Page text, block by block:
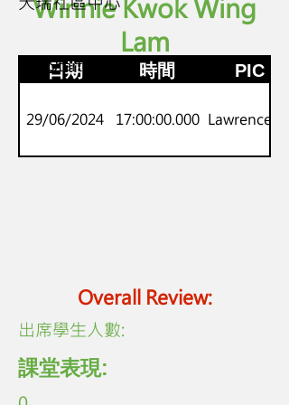
Winnie Kwok Wing
Lam
日期 時間 PIC
29/06/2024 17:00:00.000 Lawrence Lo
Overall Review:
P.1-2
劍橋Starters
​出席學生人數:
課堂表現: